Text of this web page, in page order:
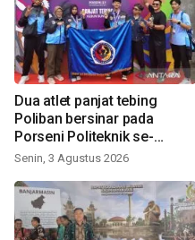
Dua atlet panjat tebing
Poliban bersinar pada
Porseni Politeknik se-
Indonesia 2026
Senin, 3 Agustus 2026